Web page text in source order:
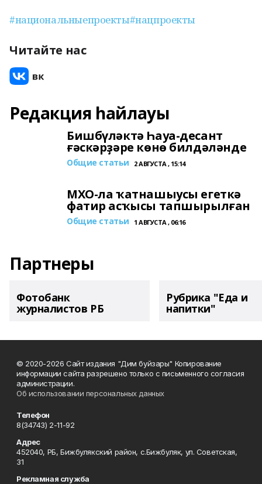
#национальныепроекты#нацпроекты
Читайте нас
Редакция һайлауы
Бишбүләктә Һауа-десант
ғәскәрҙәре көнө билдәләнде
Общие статьи 2 АВГУСТА , 15:14
МХО-ла ҡатнашыусы егеткә
фатир асҡысы тапшырылған
Общие статьи 1 АВГУСТА , 06:16
Партнеры
Фотобанк
журналистов РБ
Рубрика "Еда и
напитки"
© 2020-2026 Сайт издания "Дим буйзары" Копирование
информации сайта разрешено только с письменного согласия
администрации.
Об использовании персональных данных
Телефон
8(34743) 2-11-92
Адрес
452040, РБ, Бижбулякский район, с.Бижбуляк, ул. Советская,
31
Рекламная служба